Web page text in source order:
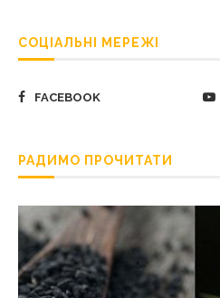
СОЦІАЛЬНІ МЕРЕЖІ
FACEBOOK
РАДИМО ПРОЧИТАТИ